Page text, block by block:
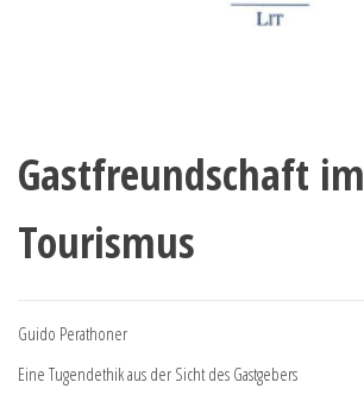
Gastfreundschaft im
Tourismus
Guido Perathoner
Eine Tugendethik aus der Sicht des Gastgebers